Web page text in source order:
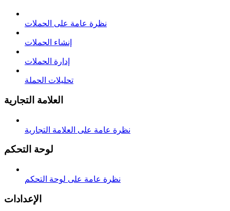
نظرة عامة على الحملات
إنشاء الحملات
إدارة الحملات
تحليلات الحملة
العلامة التجارية
نظرة عامة على العلامة التجارية
لوحة التحكم
نظرة عامة على لوحة التحكم
الإعدادات